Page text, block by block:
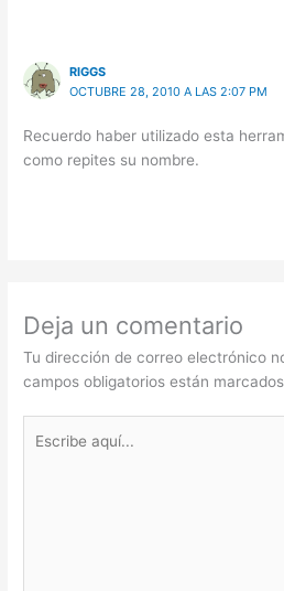
RIGGS
OCTUBRE 28, 2010 A LAS 2:07 PM
Recuerdo haber utilizado esta
como repites su nombre.
Deja un comentario
Tu dirección de correo electrónico
campos obligatorios están
aquí...